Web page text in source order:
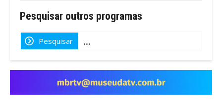
Pesquisar outros programas
Pesquisar